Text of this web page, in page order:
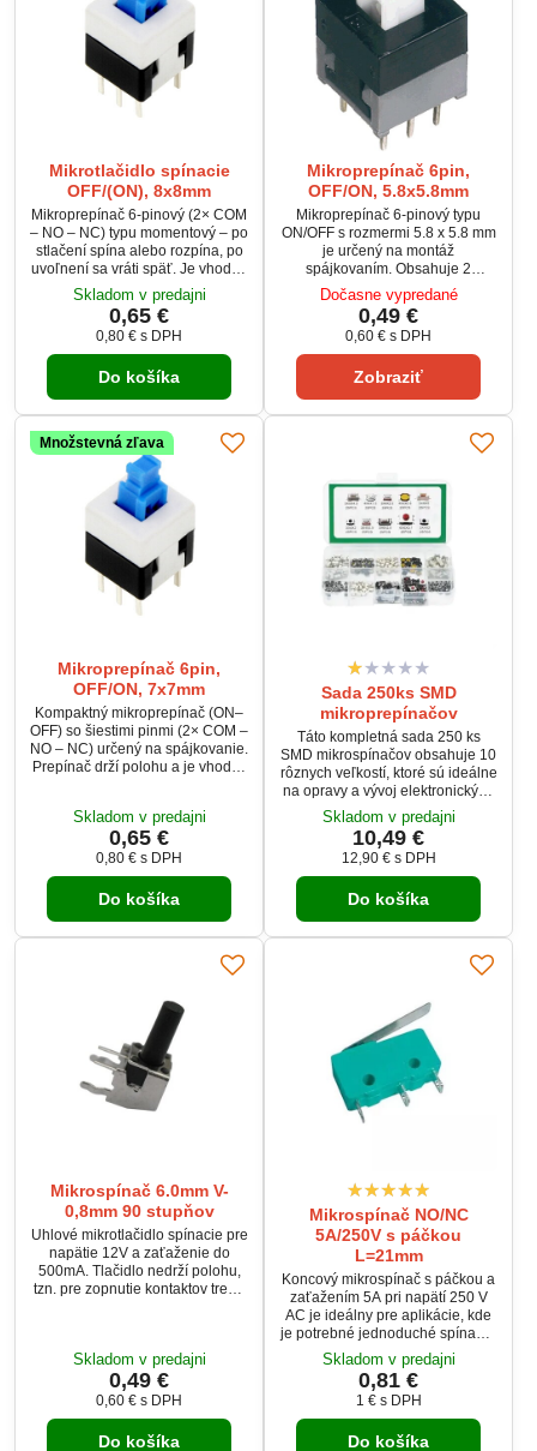
Mikrotlačidlo spínacie
OFF/(ON), 8x8mm
Mikroprepínač 6-pinový (2× COM
– NO – NC) typu momentový – po
stlačení spína alebo rozpína, po
uvoľnení sa vráti späť. Je vhodný
pre nízkonapäťové obvody do 12
V DC / 100 mA. Kompaktné
prevedenie 13 × 8 × 8 mm a
jednoduchá montáž
spájkovaním. Dostupný v rôznych
farebných variantoch podľa
Skladom v predajni
0,65 €
0,80 € s DPH
Do košíka
Mikroprepínač 6pin,
OFF/ON, 5.8x5.8mm
Mikroprepínač 6-pinový typu
ON/OFF s rozmermi 5.8 x 5.8 mm
je určený na montáž
spájkovaním. Obsahuje 2
nezávislé kontaktné sekcie
(COM–NO–NC) a drží polohu po
prepnutí. Je vhodný pre rôzne
elektronické projekty, prototypy aj
opravy zariadení. Maximálne
zaťaženie prepínača je 100 mA /
Dočasne vypredané
0,49 €
0,60 € s DPH
Zobraziť
Množstevná zľava
Mikroprepínač 6pin,
OFF/ON, 7x7mm
Kompaktný mikroprepínač (ON–
OFF) so šiestimi pinmi (2× COM –
NO – NC) určený na spájkovanie.
Prepínač drží polohu a je vhodný
zariadenia. Zvláda zaťaženie
100 mA / 12 V DC a ponúka
životnosť až 10 000 cyklov. Farba
vyhotovenia sa môže líšiť podľa
dostupnosti.
Skladom v predajni
0,65 €
0,80 € s DPH
Do košíka
Sada 250ks SMD
mikroprepínačov
Táto kompletná sada 250 ks
SMD mikrospínačov obsahuje 10
rôznych veľkostí, ktoré sú ideálne
na opravy a vývoj elektronických
zariadení. SMD tlačidlá sú často
používané v ovládacích
paneloch, diaľkových
ovládačoch, audio systémoch,
mobilných zariadeniach a ďalších
aplikáciách. Všetky sú prehľadne
plastovom organizéri, ktorý
uľahčuje ich skladovanie a
Skladom v predajni
10,49 €
12,90 € s DPH
Do košíka
Mikrospínač 6.0mm V-
0,8mm 90 stupňov
Uhlové mikrotlačidlo spínacie pre
napätie 12V a zaťaženie do
500mA. Tlačidlo nedrží polohu,
tzn. pre zopnutie kontaktov treba
Skladom v predajni
0,49 €
0,60 € s DPH
Do košíka
Mikrospínač NO/NC
5A/250V s páčkou
L=21mm
Koncový mikrospínač s páčkou a
zaťažením 5A pri napätí 250 V
AC je ideálny pre aplikácie, kde
je potrebné jednoduché spínanie
bez zachovania polohy po
stlačení. Tento mikrospínač je
vybavený tromi kontaktmi:
spoločným COM, rozpínacím NO
a spínacím NC. Jeho krátka
páčka (21 mm) zaručuje
Skladom v predajni
0,81 €
1 € s DPH
Do košíka